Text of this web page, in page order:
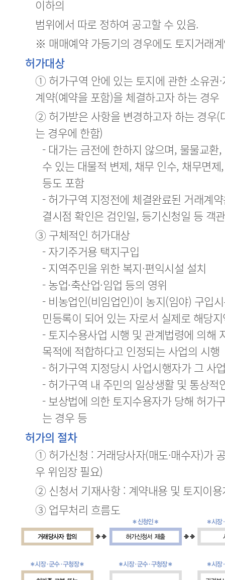
이하의
범위에서 따로 정하여 공고할 수 있음.
※ 매매예약 가등기의 경우에도 토지거래
허가대상
① 허가구역 안에 있는 토지에 관한 소유권
계약(예약을 포함)을 체결하고자 하는 경우
② 허가받은 사항을 변경하고자 하는 경우(
는 경우에 한함)
- 대가는 금전에 한하지 않으며, 물물교
수 있는 대물적 변제, 채무 인수, 채무면
등도 포함
- 허가구역 지정전에 체결완료된 거래계
결시점 확인은 검인일, 등기신청일 등 객
③ 구체적인 허가대상
- 자기주거용 택지구입
- 지역주민을 위한 복지·편익시설 설치
- 농업·축산업·임업 등의 영위
- 비농업인(비임업인)이 농지(임야) 구입
민등록이 되어 있는 자로서 실제로 해당
- 토지수용사업 시행 및 관계법령에 의해
목적에 적합하다고 인정되는 사업의 시행
- 허가구역 지정당시 사업시행자가 그 사
- 허가구역 내 주민의 일상생활 및 통상적
- 보상법에 의한 토지수용자가 당해 허가
는 경우 등
허가의 절차
① 허가신청 : 거래당사자(매도·매수자)가
우 위임장 필요)
② 신청서 기재사항 : 계약내용 및 토지이용
③ 업무처리 흐름도